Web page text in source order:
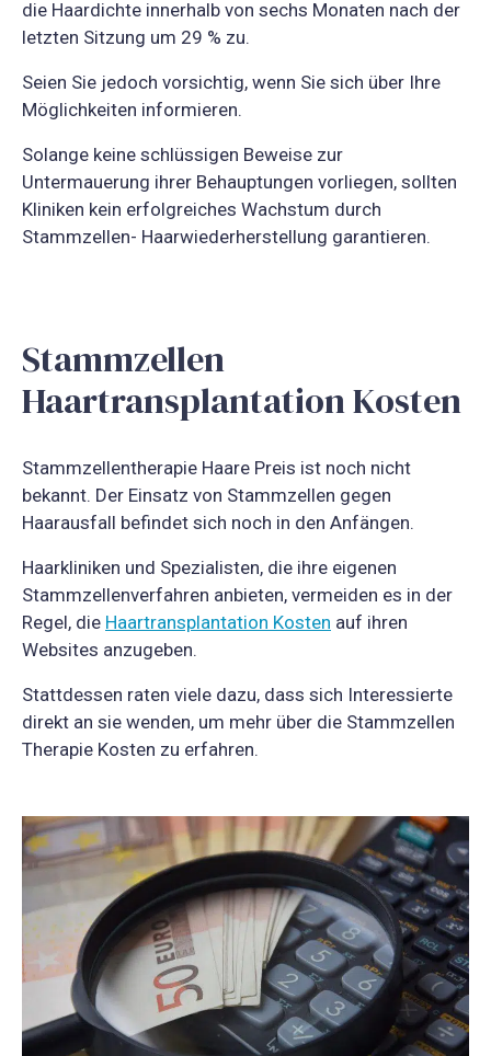
die Haardichte innerhalb von sechs Monaten nach der
letzten Sitzung um 29 % zu.
Seien Sie jedoch vorsichtig, wenn Sie sich über Ihre
Möglichkeiten informieren.
Solange keine schlüssigen Beweise zur
Untermauerung ihrer Behauptungen vorliegen, sollten
Kliniken kein erfolgreiches Wachstum durch
Stammzellen- Haarwiederherstellung garantieren.
Stammzellen
Haartransplantation Kosten
Stammzellentherapie Haare Preis ist noch nicht
bekannt. Der Einsatz von Stammzellen gegen
Haarausfall befindet sich noch in den Anfängen.
Haarkliniken und Spezialisten, die ihre eigenen
Stammzellenverfahren anbieten, vermeiden es in der
Regel, die Haartransplantation Kosten auf ihren
Websites anzugeben.
Stattdessen raten viele dazu, dass sich Interessierte
direkt an sie wenden, um mehr über die Stammzellen
Therapie Kosten zu erfahren.